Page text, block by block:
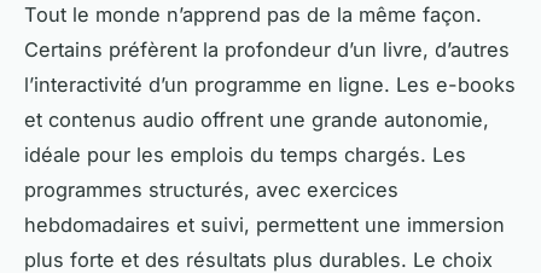
Tout le monde n’apprend pas de la même façon.
Certains préfèrent la profondeur d’un livre, d’autres
l’interactivité d’un programme en ligne. Les e-books
et contenus audio offrent une grande autonomie,
idéale pour les emplois du temps chargés. Les
programmes structurés, avec exercices
hebdomadaires et suivi, permettent une immersion
plus forte et des résultats plus durables. Le choix